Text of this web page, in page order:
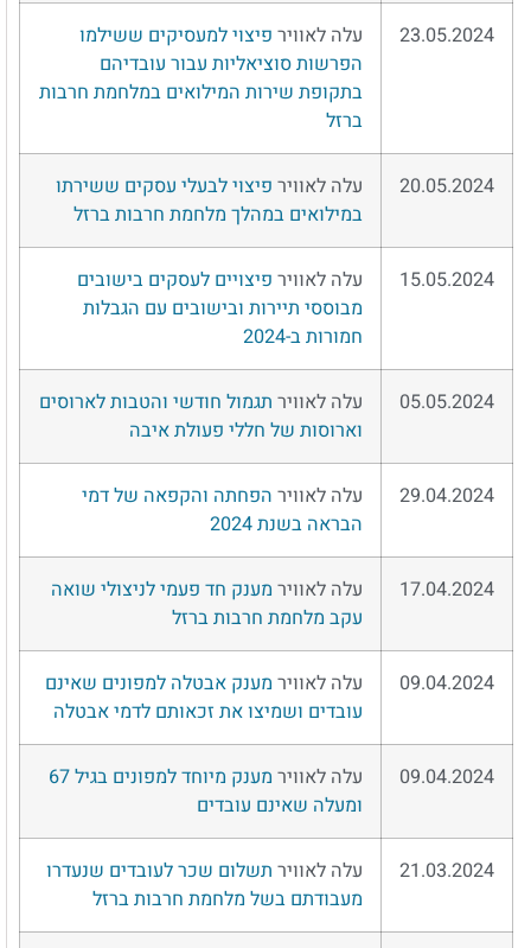
23.05.2024 עלה לאוויר פיצוי למעסיקים ששילמו
הפרשות סוציאליות עבור עובדיהם
בתקופת שירות המילואים במלחמת חרבות
ברזל
20.05.2024 עלה לאוויר פיצוי לבעלי עסקים ששירתו
במילואים במהלך מלחמת חרבות ברזל
15.05.2024 עלה לאוויר פיצויים לעסקים בישובים
מבוססי תיירות ובישובים עם הגבלות
חמורות ב-2024
05.05.2024 עלה לאוויר תגמול חודשי והטבות לארוסים
וארוסות של חללי פעולת איבה
29.04.2024 עלה לאוויר הפחתה והקפאה של דמי
הבראה בשנת 2024
17.04.2024 עלה לאוויר מענק חד פעמי לניצולי שואה
עקב מלחמת חרבות ברזל
09.04.2024 עלה לאוויר מענק אבטלה למפונים שאינם
עובדים ושמיצו את זכאותם לדמי אבטלה
09.04.2024 עלה לאוויר
מענק מיוחד למפונים בגיל 67
ומעלה שאינם עובדים
21.03.2024 עלה לאוויר תשלום שכר לעובדים שנעדרו
מעבודתם בשל מלחמת חרבות ברזל